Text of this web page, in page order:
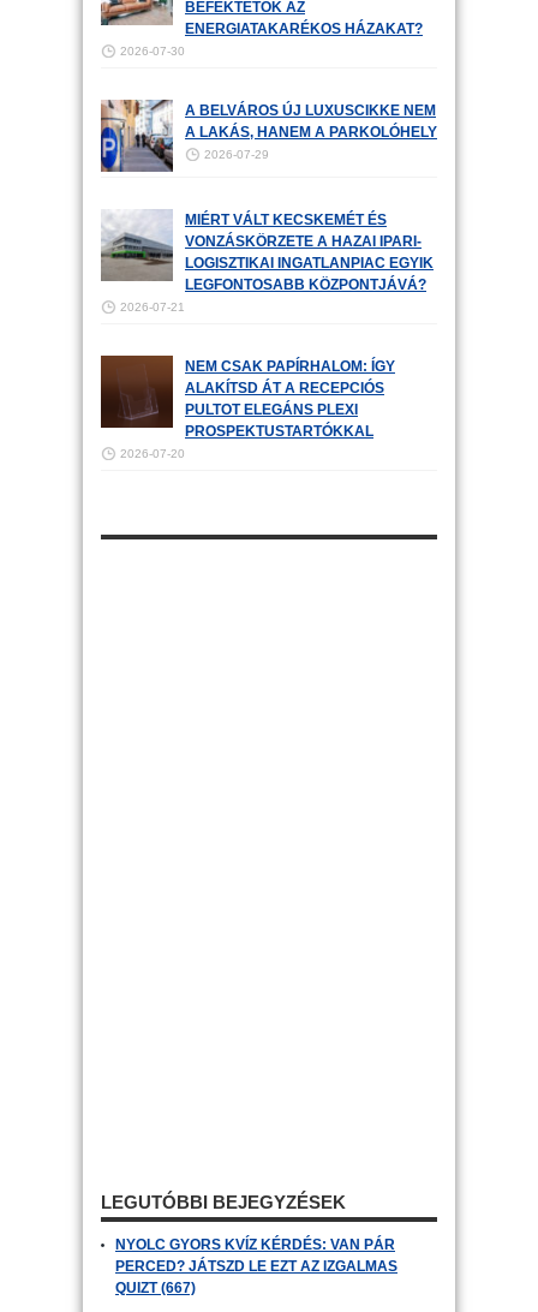
BEFEKTETŐK AZ
ENERGIATAKARÉKOS HÁZAKAT?
2026-07-30
A BELVÁROS ÚJ LUXUSCIKKE NEM
A LAKÁS, HANEM A PARKOLÓHELY
2026-07-29
MIÉRT VÁLT KECSKEMÉT ÉS
VONZÁSKÖRZETE A HAZAI IPARI-
LOGISZTIKAI INGATLANPIAC EGYIK
LEGFONTOSABB KÖZPONTJÁVÁ?
2026-07-21
NEM CSAK PAPÍRHALOM: ÍGY
ALAKÍTSD ÁT A RECEPCIÓS
PULTOT ELEGÁNS PLEXI
PROSPEKTUSTARTÓKKAL
2026-07-20
LEGUTÓBBI BEJEGYZÉSEK
NYOLC GYORS KVÍZ KÉRDÉS: VAN PÁR
PERCED? JÁTSZD LE EZT AZ IZGALMAS
QUIZT (667)